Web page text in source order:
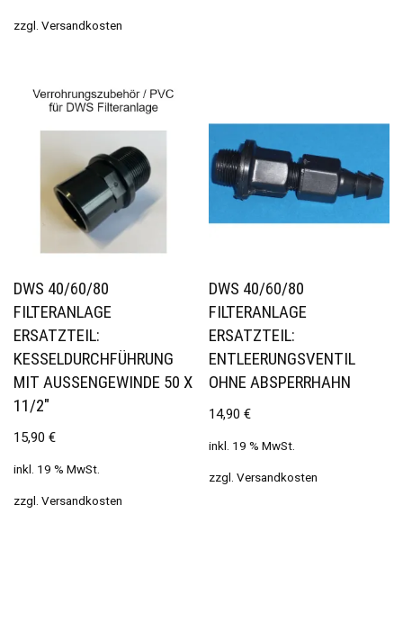
zzgl. Versandkosten
DWS 40/60/80
FILTERANLAGE
ERSATZTEIL:
KESSELDURCHFÜHRUNG
MIT AUSSENGEWINDE 50 X 1
1/2″
15,90 €
inkl. 19 % MwSt.
zzgl. Versandkosten
DWS 40/60/80
FILTERANLAGE
ERSATZTEIL:
ENTLEERUNGSVENTIL
OHNE ABSPERRHAHN
14,90€
inkl. 19 % MwSt.
zzgl.Versandkosten